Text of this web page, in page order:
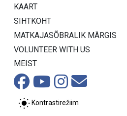
KAART
SIHTKOHT
MATKAJASÕBRALIK MÄRGIS
VOLUNTEER WITH US
MEIST
Kontrastirežiim